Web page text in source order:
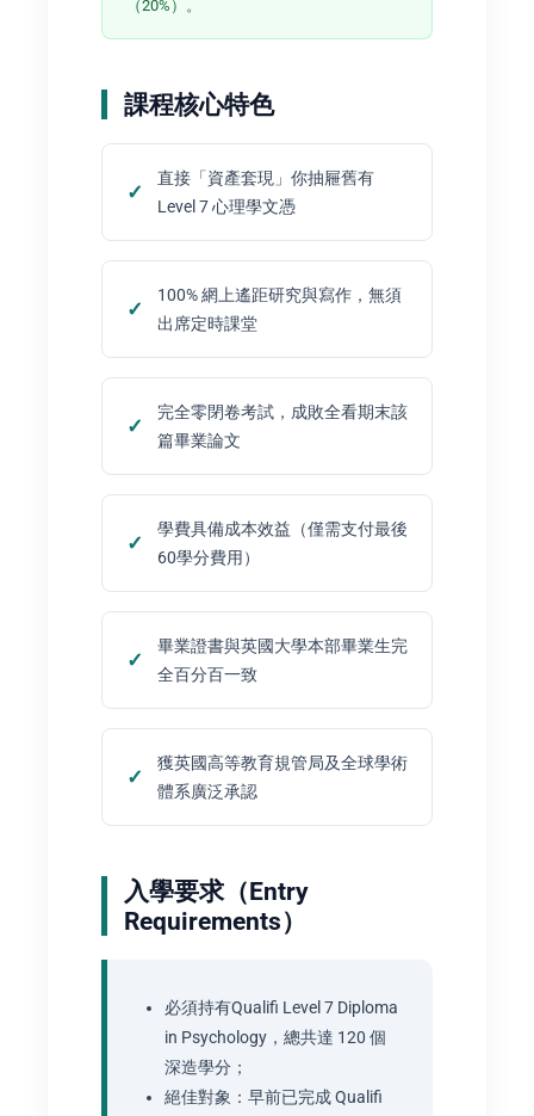
（20%）。
課程核心特色
直接「資產套現」你抽屜舊有
Level 7 心理學文憑
100% 網上遙距研究與寫作，無須
出席定時課堂
完全零閉卷考試，成敗全看期末該
篇畢業論文
學費具備成本效益（僅需支付最後
60學分費用）
畢業證書與英國大學本部畢業生完
全百分百一致
獲英國高等教育規管局及全球學術
體系廣泛承認
入學要求（Entry
Requirements）
必須持有Qualifi Level 7 Diploma
in Psychology，總共達 120 個
深造學分；
絕佳對象：早前已完成 Qualifi